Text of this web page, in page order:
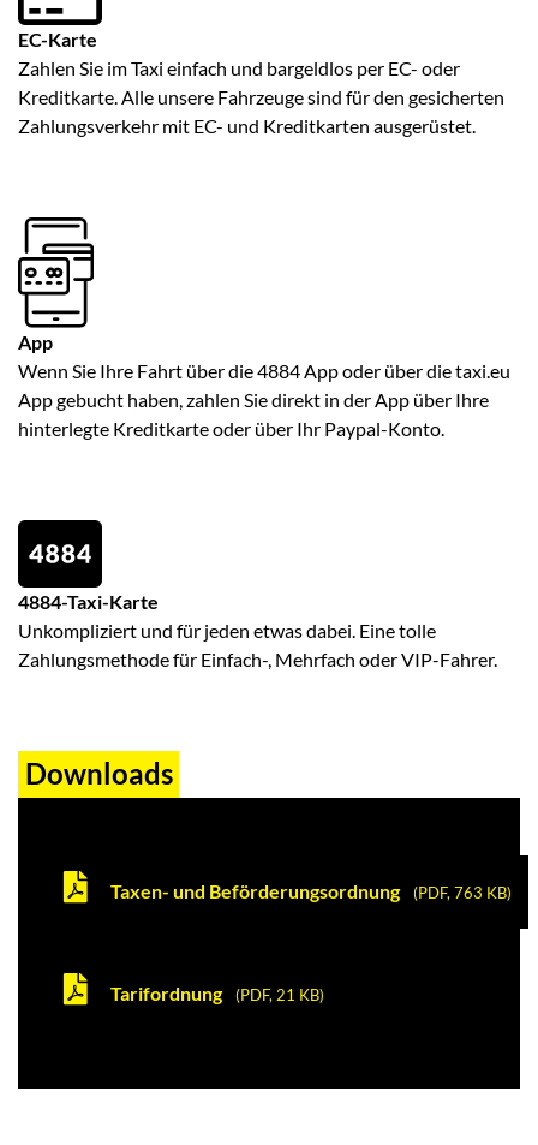
EC-Karte
Zahlen Sie im Taxi einfach und bargeldlos per EC- oder
Kreditkarte. Alle unsere Fahrzeuge sind für den gesicherten
Zahlungsverkehr mit EC- und Kreditkarten ausgerüstet.
App
Wenn Sie Ihre Fahrt über die 4884 App oder über die taxi.eu
App gebucht haben, zahlen Sie direkt in der App über Ihre
hinterlegte Kreditkarte oder über Ihr Paypal-Konto.
4884-Taxi-Karte
Unkompliziert und für jeden etwas dabei. Eine tolle
Zahlungsmethode für Einfach-, Mehrfach oder VIP-Fahrer.
Downloads
Taxen- und Beförderungsordnung (PDF, 763 KB)
Tarifordnung (PDF, 21 KB)